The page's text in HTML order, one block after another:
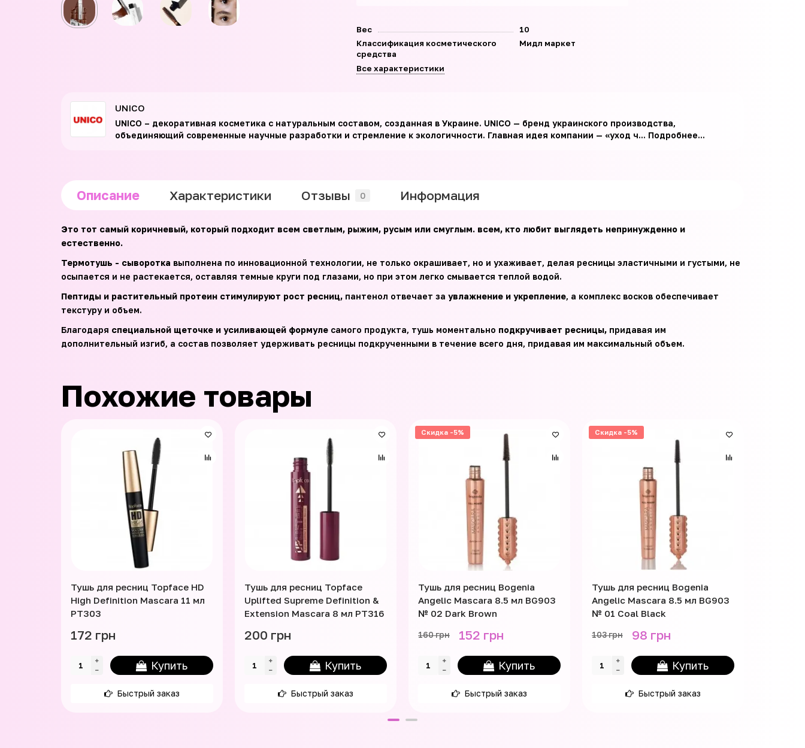
Вес
10
Классификация косметического
средства
Мидл маркет
Все характеристики
UNICO
UNICO – декоративная косметика с натуральным составом, созданная в Украине. UNICO — бренд украинского производства,
объединяющий современные научные разработки и стремление к экологичности. Главная идея компании — «уход ч... Подробнее...
Описание Характеристики Отзывы 0 Информация
Это тот самый коричневый, который подходит всем светлым, рыжим, русым или смуглым. всем, кто любит выглядеть непринужденно и
естественно.
Термотушь - сыворотка выполнена по инновационной технологии, не только окрашивает, но и ухаживает, делая ресницы эластичными и густыми, не
осыпается и не растекается, оставляя темные круги под глазами, но при этом легко смывается теплой водой.
Пептиды и растительный протеин стимулируют рост ресниц, пантенол отвечает за увлажнение и укрепление, а комплекс восков обеспечивает
текстуру и объем.
Благодаря специальной щеточке и усиливающей формуле самого продукта, тушь моментально подкручивает ресницы, придавая им
дополнительный изгиб, а состав позволяет удерживать ресницы подкрученными в течение всего дня, придавая им максимальный объем.
Похожие товары
Тушь для ресниц Topface HD
High Definition Mascara 11 мл
PT303
172 грн
Купить
Быстрый заказ
Тушь для ресниц Topface
Uplifted Supreme Definition &
Extension Mascara 8 мл PT316
200 грн
Купить
Быстрый заказ
Скидка -5%
Тушь для ресниц Bogenia
Angelic Mascara 8.5 мл BG903
№ 02 Dark Brown
160 грн 152 грн
Купить
Быстрый заказ
Скидка -5%
Тушь для ресниц Bogenia
Angelic Mascara 8.5 мл BG903
№ 01 Coal Black
103 грн 98 грн
Купить
Быстрый заказ